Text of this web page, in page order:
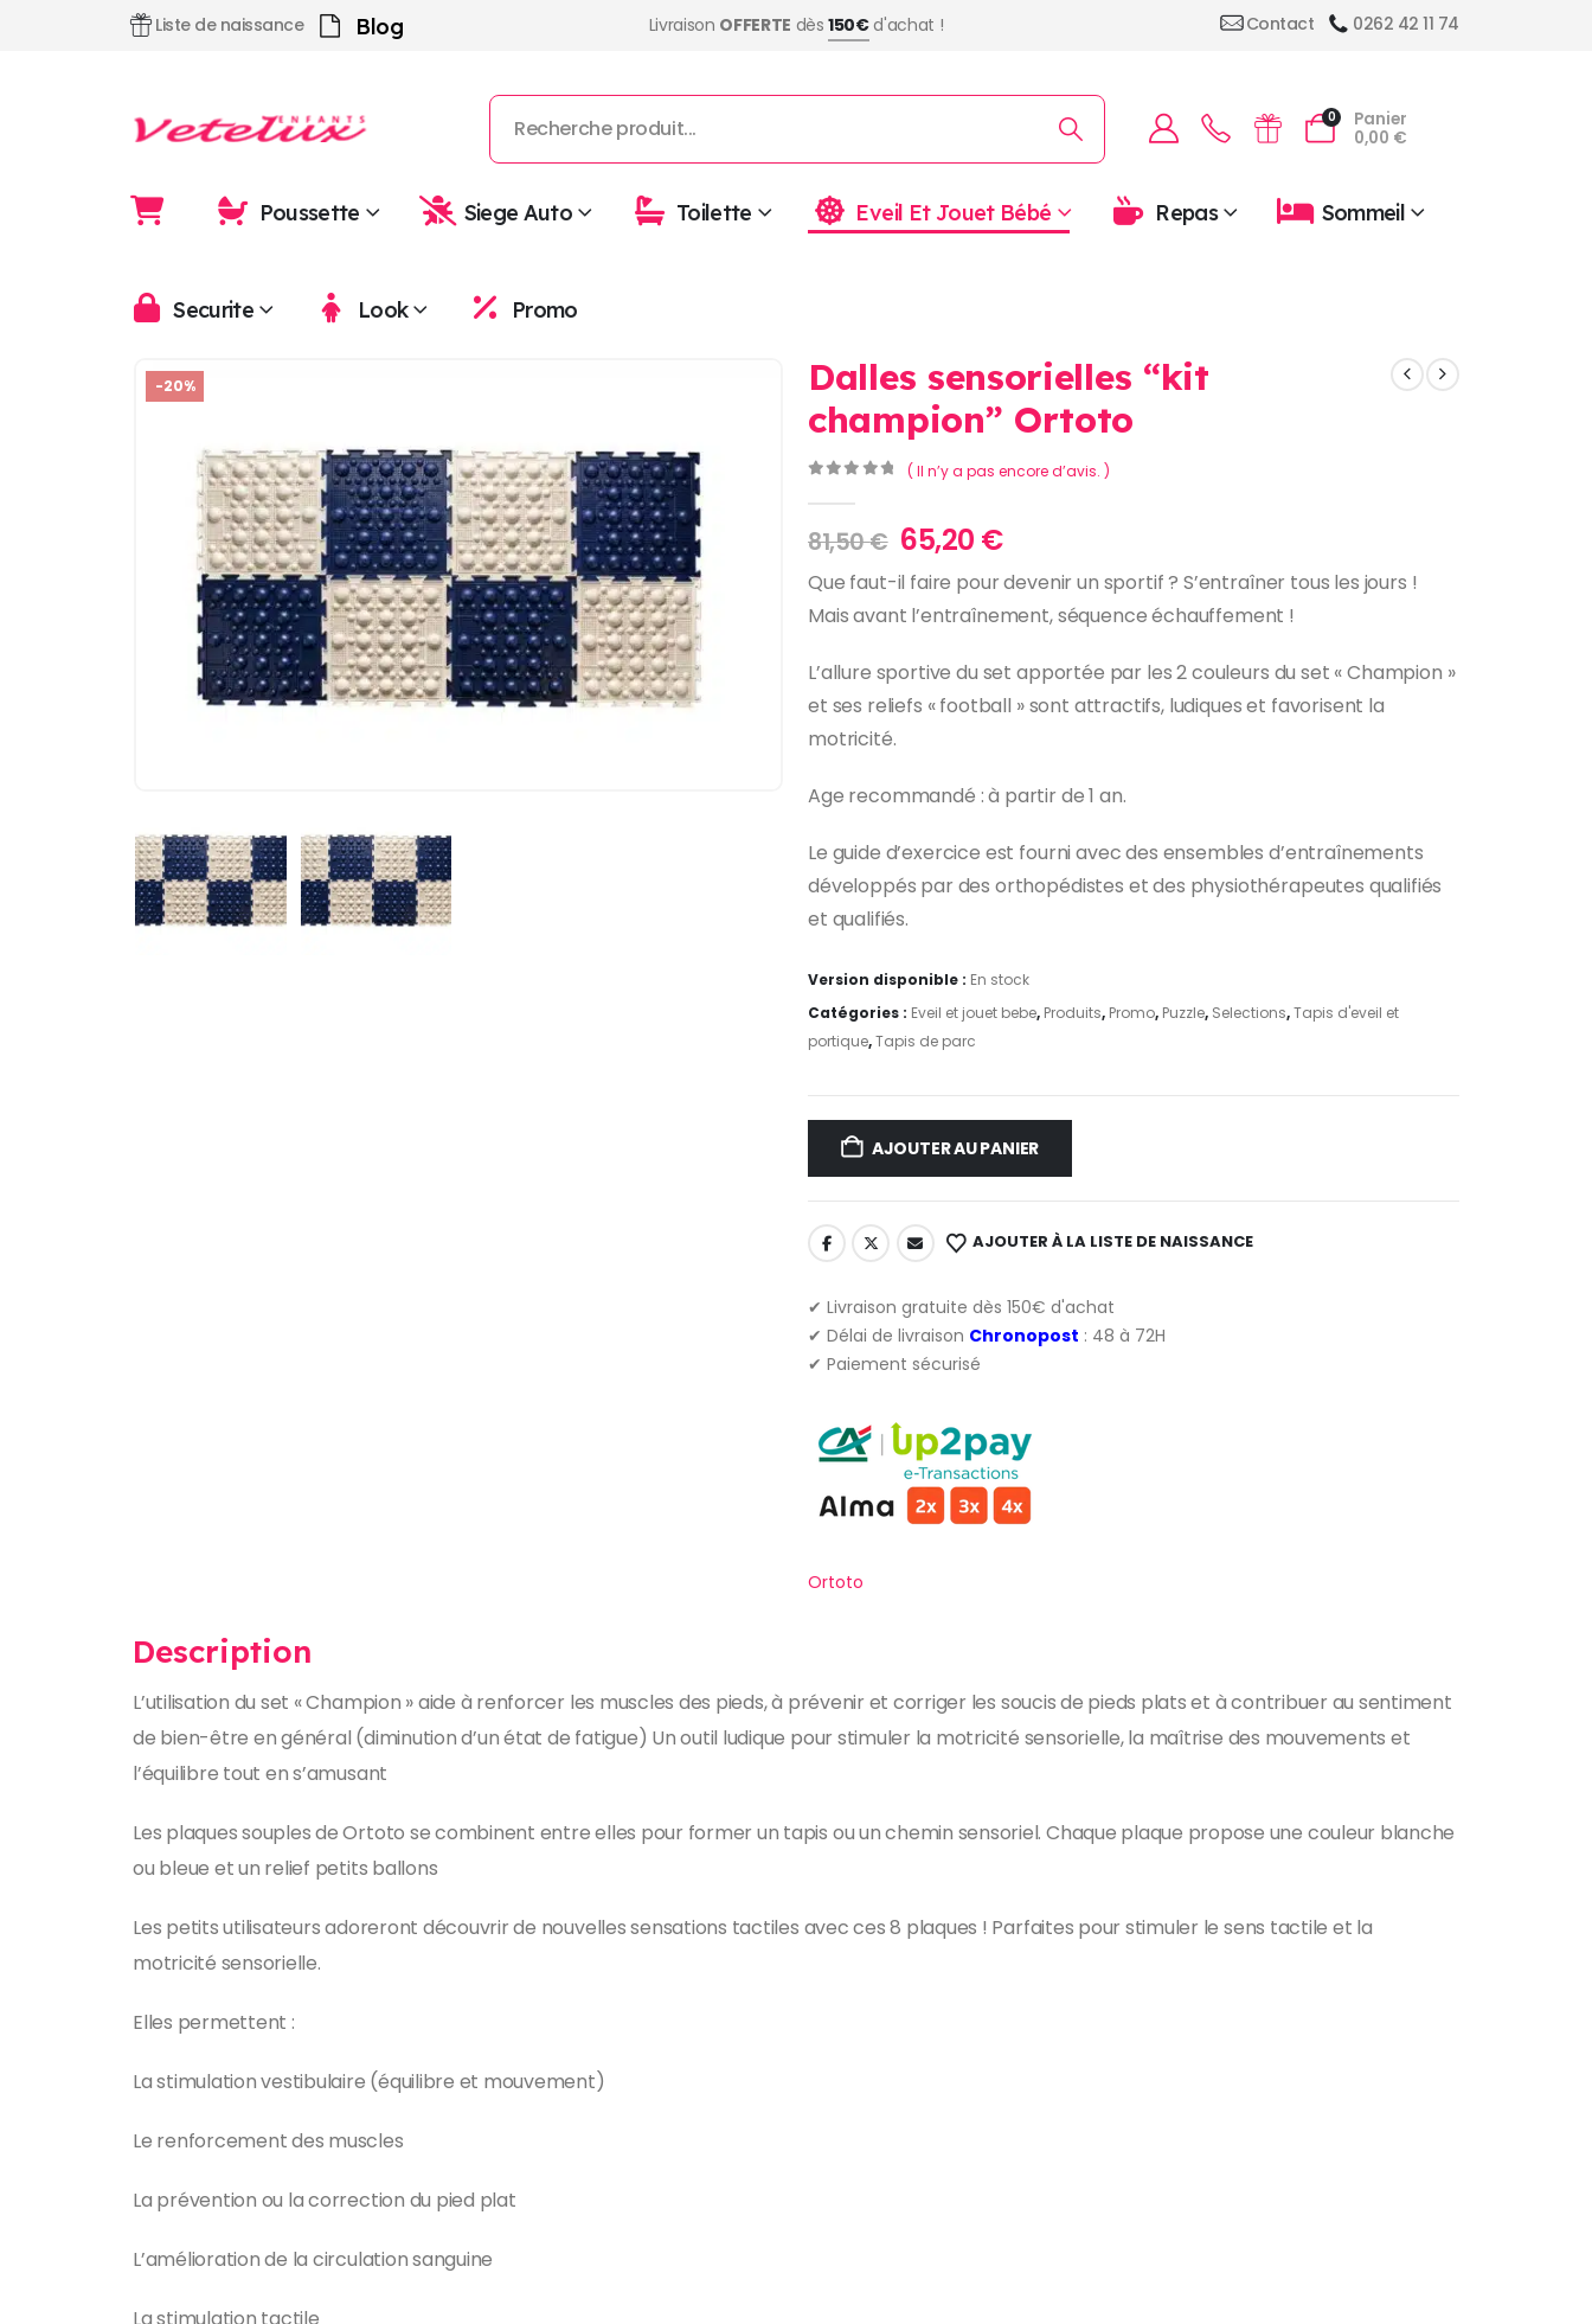
Liste de naissance Blog Livraison OFFERTE dès150€d'achat ! Contact 0262 42 11 74
0
Panier
0,00 €
Poussette Siege Auto Toilette Eveil Et Jouet Bébé Repas Sommeil
Securite Look Promo
-20%
Dalles sensorielles “kit
champion” Ortoto
( Il n’y a pas encore d’avis. )
81,50€ Le
prix
initial
était :
65,20 €Le
prix
actuel
est :
Que faut-il faire pour devenir un sportif ? S’entraîner tous les jours !
Mais avant l’entraînement, séquence échauffement !
L’allure sportive du set apportée par les 2 couleurs du set « Champion »
et ses reliefs « football » sont attractifs, ludiques et favorisent la
motricité.
Age recommandé : à partir de 1 an.
Le guide d’exercice est fourni avec des ensembles d’entraînements
développés par des orthopédistes et des physiothérapeutes qualifiés
et qualifiés.
Version disponible : En stock
Catégories : Eveil et jouet bebe, Produits, Promo, Puzzle, Selections,Tapis d'eveil et
portique,Tapis de parc
AJOUTER AU PANIER
AJOUTER À LA LISTE DE NAISSANCE
✔ Livraison gratuite dès 150€ d'achat
✔ Délai de livraison Chronopost : 48 à 72H
✔ Paiement sécurisé
Ortoto
Description
L’utilisation du set « Champion » aide à renforcer les muscles des pieds, à prévenir et corriger les soucis de pieds plats et à contribuer au sentiment
de bien-être en général (diminution d’un état de fatigue) Un outil ludique pour stimuler la motricité sensorielle, la maîtrise des mouvements et
l’équilibre tout en s’amusant
Les plaques souples de Ortoto se combinent entre elles pour former un tapis ou un chemin sensoriel. Chaque plaque propose une couleur blanche
ou bleue et un relief petits ballons
Les petits utilisateurs adoreront découvrir de nouvelles sensations tactiles avec ces 8 plaques ! Parfaites pour stimuler le sens tactile et la
motricité sensorielle.
Elles permettent :
La stimulation vestibulaire (équilibre et mouvement)
Le renforcement des muscles
La prévention ou la correction du pied plat
L’amélioration de la circulation sanguine